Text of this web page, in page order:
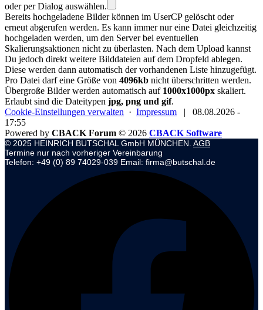
oder per Dialog auswählen.
Bereits hochgeladene Bilder können im UserCP gelöscht oder
erneut abgerufen werden. Es kann immer nur eine Datei gleichzeitig
hochgeladen werden, um den Server bei eventuellen
Skalierungsaktionen nicht zu überlasten. Nach dem Upload kannst
Du jedoch direkt weitere Bilddateien auf dem Dropfeld ablegen.
Diese werden dann automatisch der vorhandenen Liste hinzugefügt.
Pro Datei darf eine Größe von 4096kb nicht überschritten werden.
Übergroße Bilder werden automatisch auf 1000x1000px skaliert.
Erlaubt sind die Dateitypen jpg, png und gif.
Cookie-Einstellungen verwalten · Impressum |
08.08.2026 -
17:55
Powered by CBACK Forum © 2026 CBACK Software
© 2025 HEINRICH BUTSCHAL GmbH MÜNCHEN. AGB
Termine nur nach vorheriger Vereinbarung
Telefon: +49 (0) 89 74029-039 Email: firma@butschal.de